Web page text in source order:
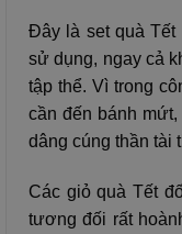
Đây là set quà Tết
sử dụng, ngay cả
tập thể. Vì trong
cần đến bánh
dâng cúng thần tài
Các giỏ quà Tết
tương đối rất